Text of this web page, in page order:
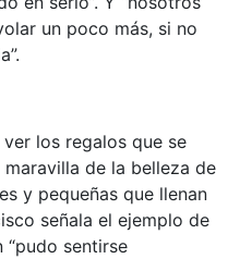
un poco más, si no
los regalos que se
de la belleza de
y pequeñas que llenan
señala el ejemplo de
“pudo sentirse